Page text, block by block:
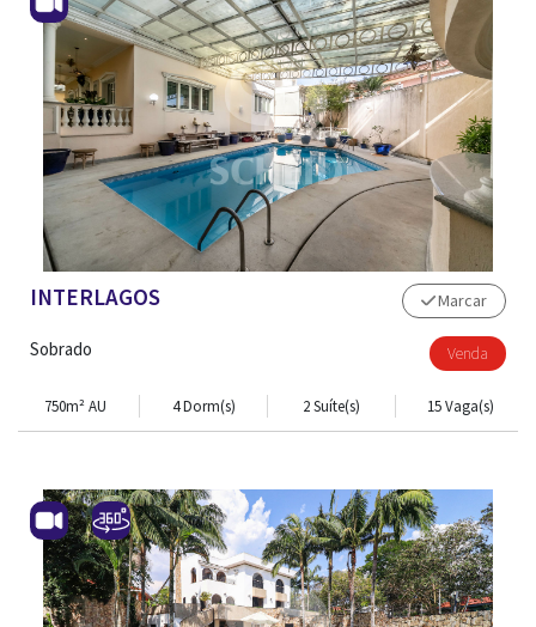
INTERLAGOS
Sobrado
Marcar
Venda
750m² AU 4 Dorm(s) 2 Suíte(s) 15 Vaga(s)